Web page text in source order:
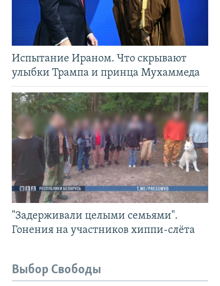
Испытание Ираном. Что скрывают
улыбки Трампа и принца Мухаммеда
"Задерживали целыми семьями".
Гонения на участников хиппи-слёта
Выбор Свободы